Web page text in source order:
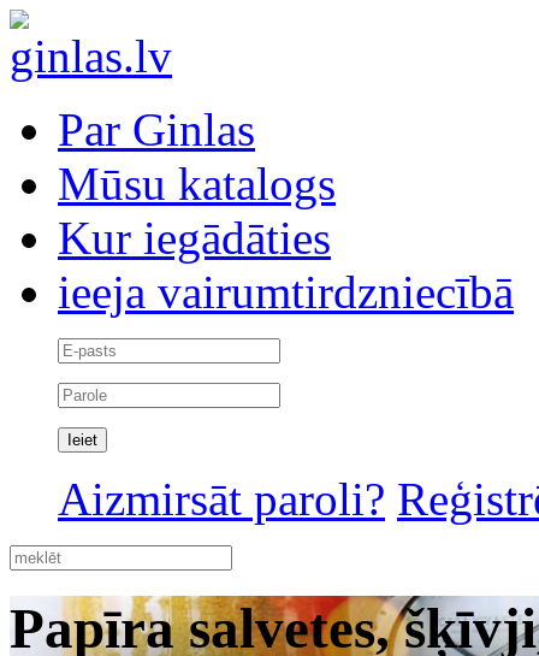
Par Ginlas
Mūsu katalogs
Kur iegādāties
ieeja vairumtirdzniecībā
Aizmirsāt paroli?
Papīra salvetes,